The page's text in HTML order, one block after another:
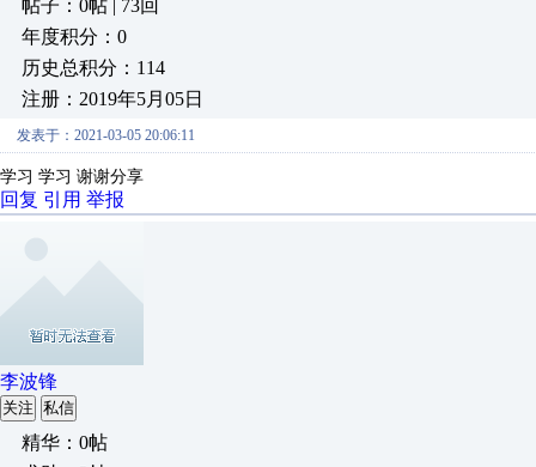
帖子：0帖 | 73回
年度积分：0
历史总积分：114
注册：2019年5月05日
发表于：2021-03-05 20:06:11
学习 学习 谢谢分享
回复 引用 举报
李波锋
关注 私信
精华：0帖